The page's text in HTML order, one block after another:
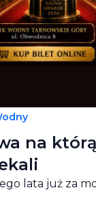
na którą
lata już za